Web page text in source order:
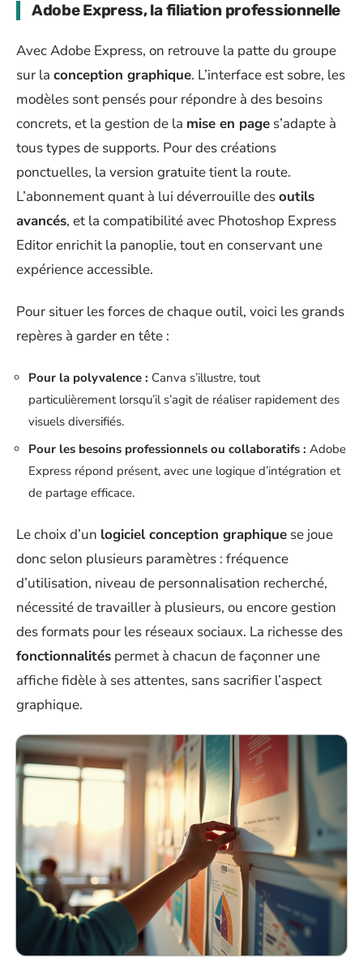
Adobe Express, la filiation professionnelle
Avec Adobe Express, on retrouve la patte du groupe
sur la conception graphique. L’interface est sobre, les
modèles sont pensés pour répondre à des besoins
concrets, et la gestion de la mise en page s’adapte à
tous types de supports. Pour des créations
ponctuelles, la version gratuite tient la route.
L’abonnement quant à lui déverrouille desoutils
avancés, et la compatibilité avec Photoshop Express
Editor enrichit la panoplie, tout en conservant une
expérience accessible.
Pour situer les forces de chaque outil, voici les grands
repères à garder en tête :
Pour la polyvalence : Canva s’illustre, tout
particulièrement lorsqu’il s’agit de réaliser rapidement des
visuels diversifiés.
Pour les besoins professionnels ou collaboratifs : Adobe
Express répond présent, avec une logique d’intégration et
de partage efficace.
Le choix d’un logiciel conception graphique se joue
donc selon plusieurs paramètres : fréquence
d’utilisation, niveau de personnalisation recherché,
nécessité de travailler à plusieurs, ou encore gestion
des formats pour les réseaux sociaux. La richesse des
fonctionnalités permet à chacun de façonner une
affiche fidèle à ses attentes, sans sacrifier l’aspect
graphique.